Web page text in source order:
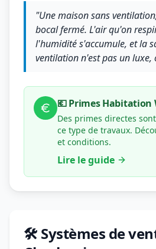
"Une maison sans
bocal fermé. L'air qu'on
l'humidité s'accumule, et la
ventilation n'est pas un luxe,
💶 Primes Habitation
Des primes directes
ce type de travaux.
et conditions.
Lire le guide
🛠️ Systèmes de